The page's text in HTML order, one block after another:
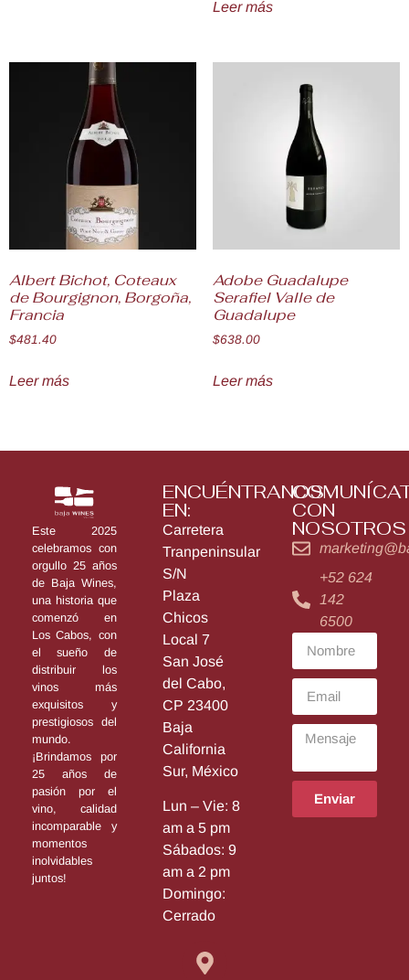
Leer más
Albert Bichot, Coteaux
de Bourgignon, Borgoña,
Francia
$481.40
Leer más
Adobe Guadalupe
Serafiel Valle de
Guadalupe
$638.00
Leer más
Este 2025
celebramos con
orgullo 25 años
de Baja Wines,
una historia que
comenzó en
Los Cabos, con
el sueño de
distribuir los
vinos más
exquisitos y
prestigiosos del
mundo.
¡Brindamos por
25 años de
pasión por el
vino, calidad
incomparable y
momentos
inolvidables
juntos!
ENCUÉNTRANOS
EN:
Carretera
Tranpeninsular
S/N
Plaza
Chicos
Local 7
San José
del Cabo,
CP 23400
Baja
California
Sur, México
Lun – Vie: 8
am a 5 pm
Sábados: 9
am a 2 pm
Domingo:
Cerrado
CON
NOSOTROS
+52 624
142
6500
Enviar